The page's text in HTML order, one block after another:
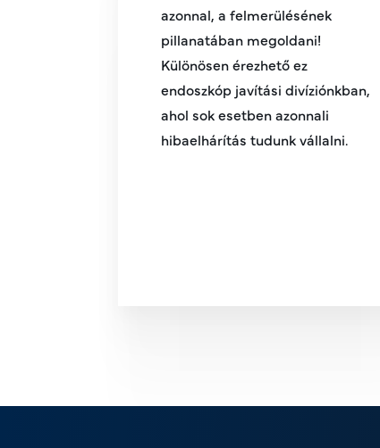
azonnal, a felmerülésének
pillanatában megoldani!
Különösen érezhető ez
endoszkóp javítási divíziónkban,
ahol sok esetben azonnali
hibaelhárítás tudunk vállalni.